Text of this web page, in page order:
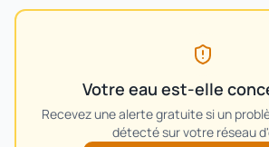
Votre eau est-elle
Recevez une alerte gratuite si un
détecté sur votre réseau